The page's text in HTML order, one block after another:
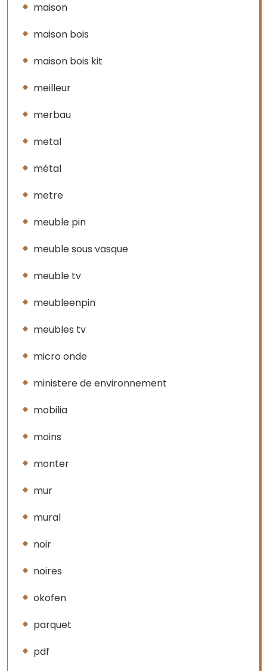
maison
maison bois
maison bois kit
meilleur
merbau
metal
métal
metre
meuble pin
meuble sous vasque
meuble tv
meubleenpin
meubles tv
micro onde
ministere de environnement
mobilia
moins
monter
mur
mural
noir
noires
okofen
parquet
pdf